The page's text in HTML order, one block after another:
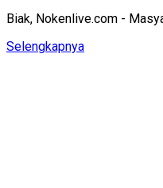
Biak, Nokenlive.com -
SelengkapnyaDetails